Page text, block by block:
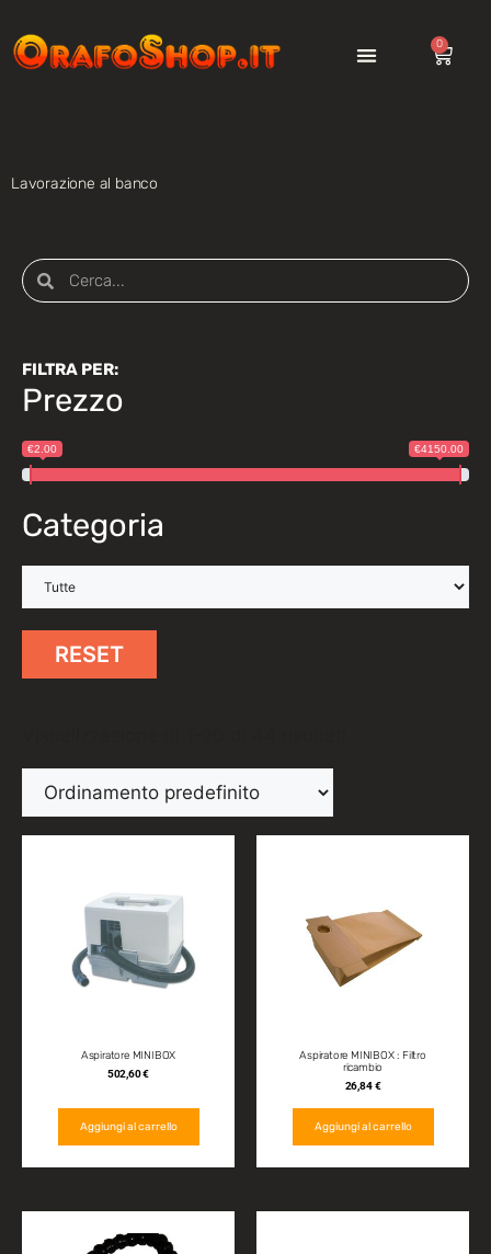
0
Lavorazione al banco
FILTRA PER:
Prezzo
€2.00 €4150.00
Categoria
RESET
Aspiratore MINIBOX
502,60€
Aggiungi al carrello
Aspiratore MINIBOX : Filtro
ricambio
26,84€
Aggiungi al carrello